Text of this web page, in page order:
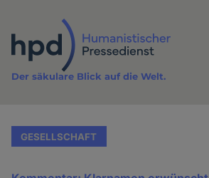
Inhalt
Der säkulare Blick auf die Welt.
GESELLSCHAFT